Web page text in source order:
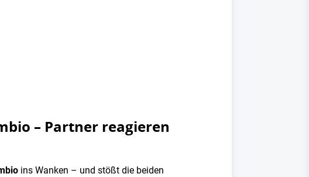
– Partner reagieren
ins Wanken – und stößt die beiden